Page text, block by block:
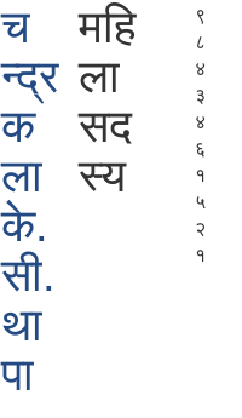
च
न्द्र
क
ला
के.
सी.
था
पा
महि
ला
सद
स्य
९
८
४
३
४
६
१
५
२
१